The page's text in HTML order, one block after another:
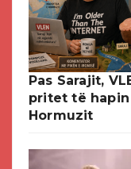
Pas Sarajit,
pritet të
Hormuzit